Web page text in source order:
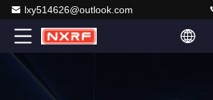
lxy514626@outlook.com